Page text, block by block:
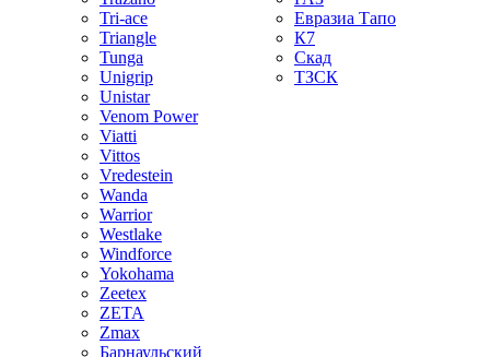
Tri-ace
Triangle
Tunga
Unigrip
Unistar
Venom Power
Viatti
Vittos
Vredestein
Wanda
Warrior
Westlake
Windforce
Yokohama
Zeetex
ZETA
Zmax
Барнаульский
Евразиа Тапо
К7
Скад
ТЗСК